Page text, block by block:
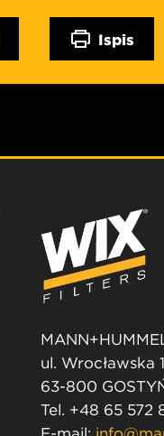
Ispis
ul. Wrocławska
63-800
Tel. +48 65 572